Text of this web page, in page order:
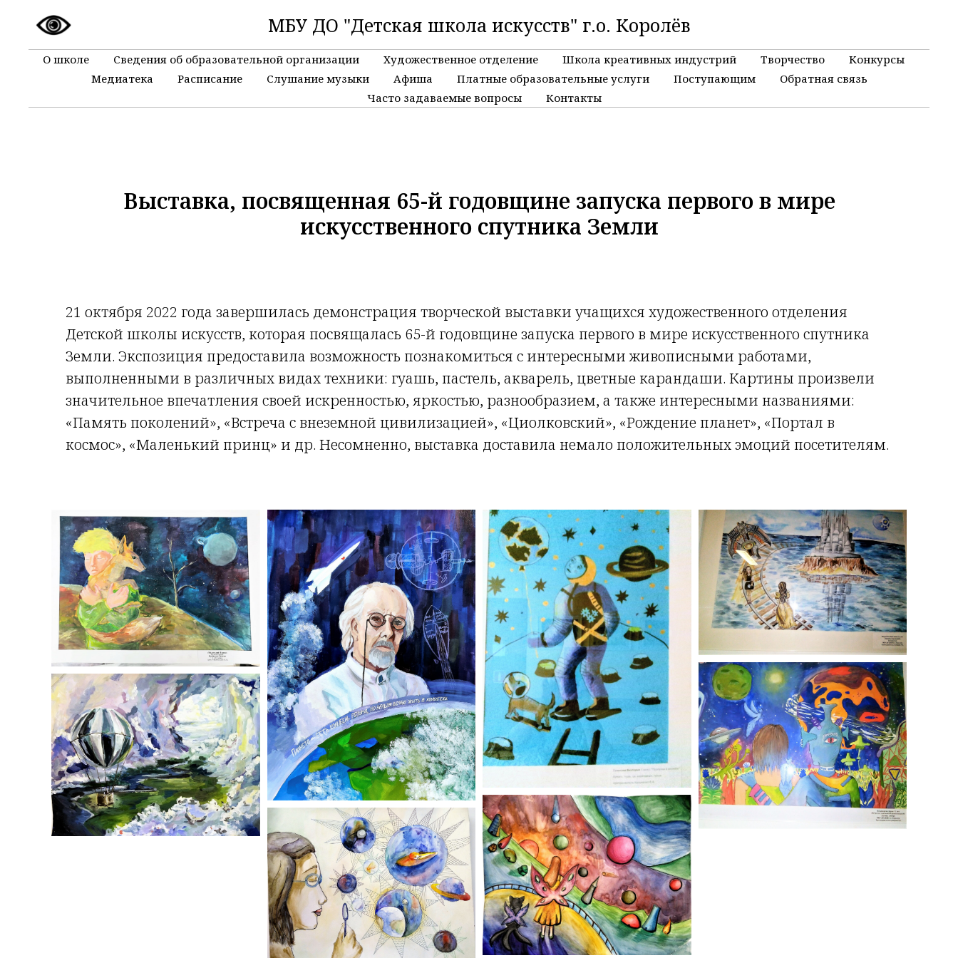
МБУ ДО "Детская школа искусств" г.о. Королёв
О школе Сведения об образовательной организации Художественное отделение Школа креативных индустрий Творчество
Конкурсы
Медиатека
Расписание Слушание музыки Афиша Платные образовательные услуги Поступающим
Обратная связь
Часто задаваемые вопросы
Контакты
Выставка, посвященная 65-й годовщине запуска первого в мире
искусственного спутника Земли
21 октября 2022 года завершилась демонстрация творческой выставки учащихся художественного отделения
Детской школы искусств, которая посвящалась 65-й годовщине запуска первого в мире искусственного спутника
Земли. Экспозиция предоставила возможность познакомиться с интересными живописными работами,
выполненными в различных видах техники: гуашь, пастель, акварель, цветные карандаши. Картины произвели
значительное впечатления своей искренностью, яркостью, разнообразием, а также интересными названиями:
«Память поколений», «Встреча с внеземной цивилизацией», «Циолковский», «Рождение планет», «Портал в
космос», «Маленький принц» и др. Несомненно, выставка доставила немало положительных эмоций посетителям.